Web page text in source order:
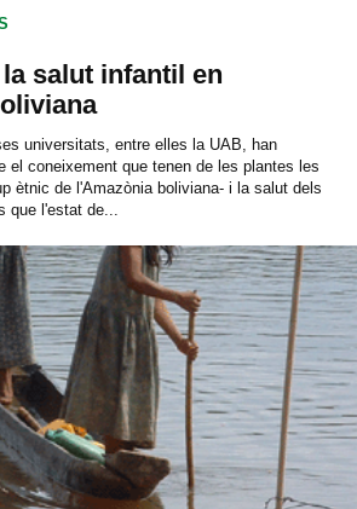
salut infantil en
universitats, entre elles la UAB, han
el coneixement que tenen de les plantes les
ètnic de l'Amazònia boliviana- i la salut dels
que l'estat de...